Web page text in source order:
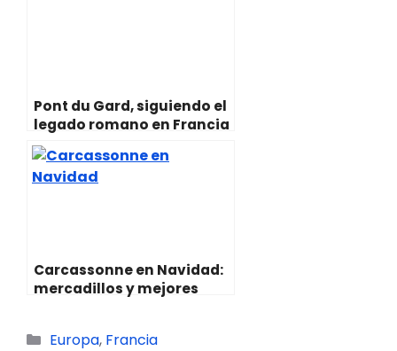
Pont du Gard, siguiendo el
legado romano en Francia
Carcassonne en Navidad:
mercadillos y mejores
Categorías
Europa, Francia